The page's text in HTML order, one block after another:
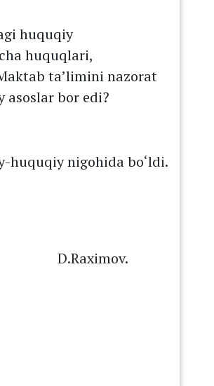
huquqiy
huquqlari,
ta’limini nazorat
bor edi?
huquqiy nigohida bо‘ldi.
D.Raximov.